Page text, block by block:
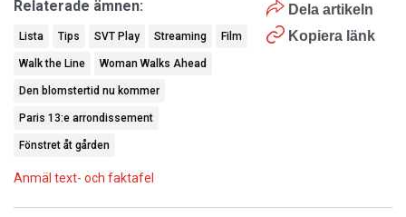
Dela artikeln
Kopiera länk
Relaterade ämnen:
Lista Tips SVT Play Streaming Film
Walk the Line Woman Walks Ahead
Den blomstertid nu kommer
Paris 13:e arrondissement
Fönstret åt gården
Anmäl text- och faktafel